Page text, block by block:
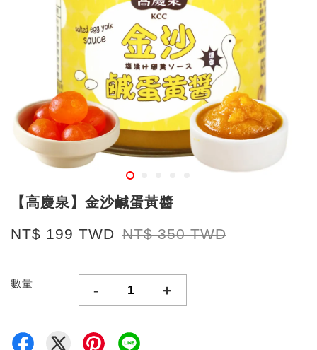
【高慶泉】金沙鹹蛋黃醬
NT$ 199 TWD NT$ 350 TWD
數量 - +